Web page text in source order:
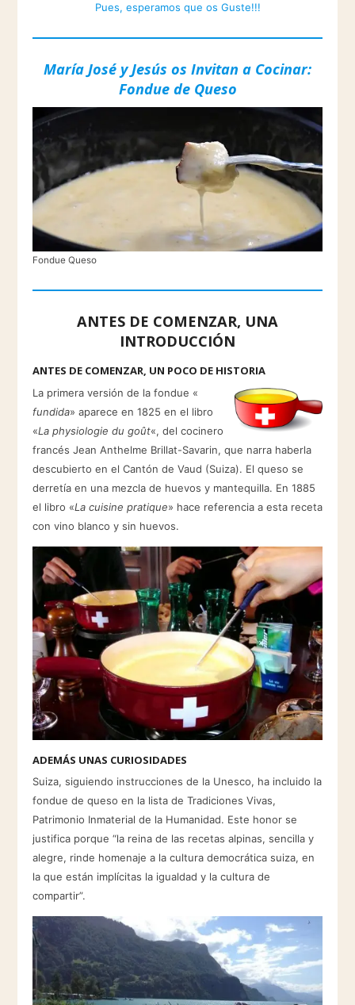
Pues, esperamos que os Guste!!!
María José y Jesús os Invitan a Cocinar:
Fondue de Queso
Fondue Queso
ANTES DE COMENZAR, UNA
INTRODUCCIÓN
ANTES DE COMENZAR, UN POCO DE HISTORIA
La primera versión de la fondue «
fundida» aparece en 1825 en el libro
«La physiologie du goût«, del cocinero
francés Jean Anthelme Brillat-Savarin, que narra haberla
descubierto en el Cantón de Vaud (Suiza). El queso se
derretía en una mezcla de huevos y mantequilla. En 1885
el libro «La cuisine pratique» hace referencia a esta receta
con vino blanco y sin huevos.
ADEMÁS UNAS CURIOSIDADES
Suiza, siguiendo instrucciones de la Unesco, ha incluido la
fondue de queso en la lista de Tradiciones Vivas,
Patrimonio Inmaterial de la Humanidad. Este honor se
justifica porque “la reina de las recetas alpinas, sencilla y
alegre, rinde homenaje a la cultura democrática suiza, en
la que están implícitas la igualdad y la cultura de
compartir”.